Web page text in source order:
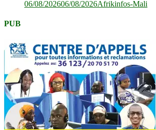
06/08/202606/08/2026Afrikinfos-Mali
PUB